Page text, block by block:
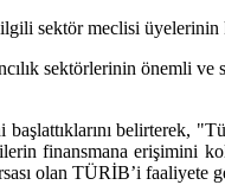
sektör meclisi üyelerinin
sektörlerinin önemli
belirterek,
finansmana erişimini
olan TÜRİB’i faaliyete